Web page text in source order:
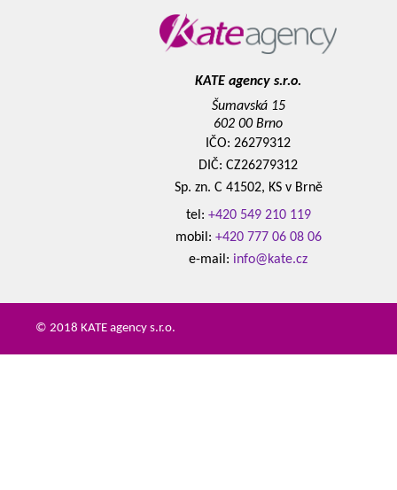
KATE agency s.r.o.
Šumavská 15
602 00 Brno
IČO: 26279312
DIČ: CZ26279312
Sp. zn. C 41502, KS v Brně
tel: +420 549 210 119
mobil: +420 777 06 08 06
e-mail: info@kate.cz
© 2018 KATE agency s.r.o.